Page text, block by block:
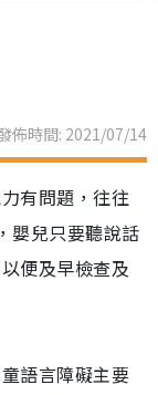
佈時間: 2021/07/14
有問題，往往
嬰兒只要聽說話
便及早檢查及
語言障礙主要